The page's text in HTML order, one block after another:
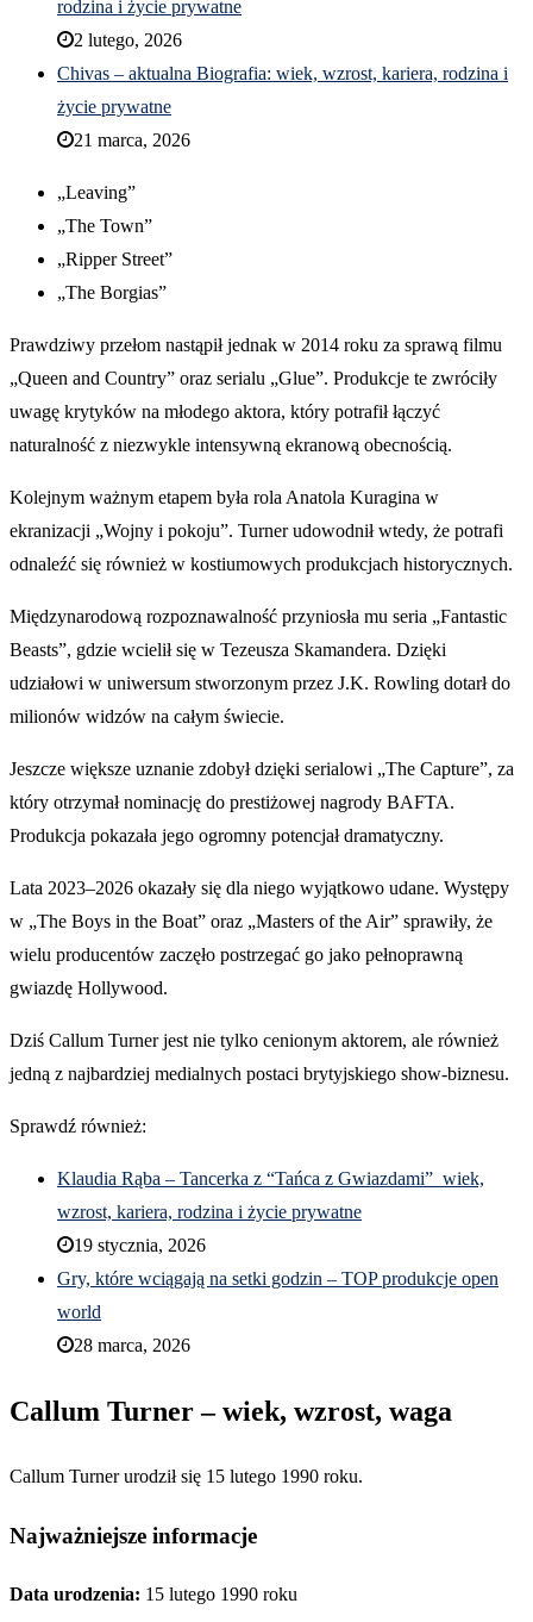
rodzina i życie prywatne
2 lutego, 2026
Chivas – aktualna Biografia: wiek, wzrost, kariera, rodzina i
życie prywatne
21 marca, 2026
„Leaving”
„The Town”
„Ripper Street”
„The Borgias”
Prawdziwy przełom nastąpił jednak w 2014 roku za sprawą filmu
„Queen and Country” oraz serialu „Glue”. Produkcje te zwróciły
uwagę krytyków na młodego aktora, który potrafił łączyć
naturalność z niezwykle intensywną ekranową obecnością.
Kolejnym ważnym etapem była rola Anatola Kuragina w
ekranizacji „Wojny i pokoju”. Turner udowodnił wtedy, że potrafi
odnaleźć się również w kostiumowych produkcjach historycznych.
Międzynarodową rozpoznawalność przyniosła mu seria „Fantastic
Beasts”, gdzie wcielił się w Tezeusza Skamandera. Dzięki
udziałowi w uniwersum stworzonym przez J.K. Rowling dotarł do
milionów widzów na całym świecie.
Jeszcze większe uznanie zdobył dzięki serialowi „The Capture”, za
który otrzymał nominację do prestiżowej nagrody BAFTA.
Produkcja pokazała jego ogromny potencjał dramatyczny.
Lata 2023–2026 okazały się dla niego wyjątkowo udane. Występy
w „The Boys in the Boat” oraz „Masters of the Air” sprawiły, że
wielu producentów zaczęło postrzegać go jako pełnoprawną
gwiazdę Hollywood.
Dziś Callum Turner jest nie tylko cenionym aktorem, ale również
jedną z najbardziej medialnych postaci brytyjskiego show-biznesu.
Sprawdź również:
Klaudia Rąba – Tancerka z “Tańca z Gwiazdami” wiek,
wzrost, kariera, rodzina i życie prywatne
19 stycznia, 2026
Gry, które wciągają na setki godzin – TOP produkcje open
world
28 marca, 2026
Callum Turner – wiek, wzrost, waga
Callum Turner urodził się 15 lutego 1990 roku.
Najważniejsze informacje
Data urodzenia: 15 lutego 1990 roku